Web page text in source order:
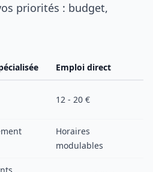
priorités : budget,
Emploi direct
12 - 20 €
Horaires
modulables